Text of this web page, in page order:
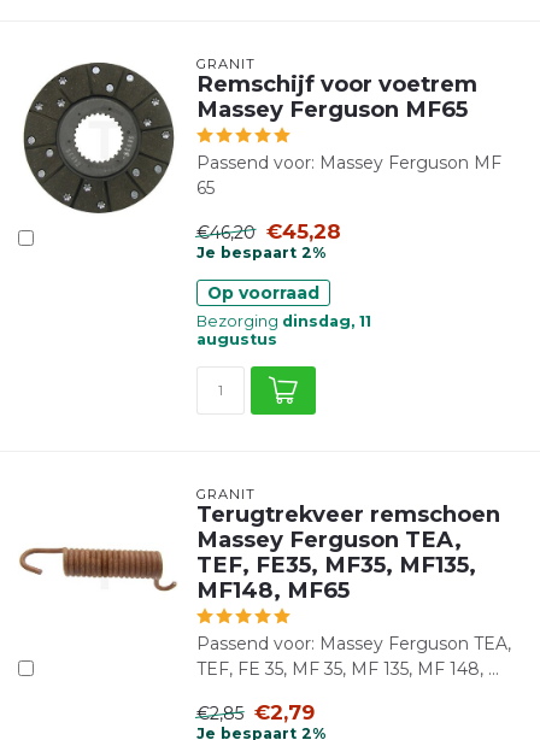
GRANIT
Remschijf voor voetrem
Massey Ferguson MF65
Passend voor: Massey Ferguson MF
65
€46,20 €45,28
Je bespaart 2%
Op voorraad
Bezorging dinsdag, 11
augustus
GRANIT
Terugtrekveer remschoen
Massey Ferguson TEA,
TEF, FE35, MF35, MF135,
MF148, MF65
Passend voor: Massey Ferguson TEA,
TEF, FE 35, MF 35, MF 135, MF 148, ...
€2,85 €2,79
Je bespaart 2%